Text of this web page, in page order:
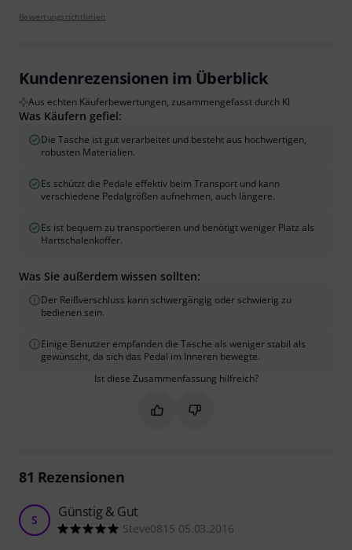
Bewertungsrichtlinien
Kundenrezensionen im Überblick
Aus echten Käuferbewertungen, zusammengefasst durch KI
Was Käufern gefiel:
Die Tasche ist gut verarbeitet und besteht aus hochwertigen,
robusten Materialien.
Es schützt die Pedale effektiv beim Transport und kann
verschiedene Pedalgrößen aufnehmen, auch längere.
Es ist bequem zu transportieren und benötigt weniger Platz als
Hartschalenkoffer.
Was Sie außerdem wissen sollten:
Der Reißverschluss kann schwergängig oder schwierig zu
bedienen sein.
Einige Benutzer empfanden die Tasche als weniger stabil als
gewünscht, da sich das Pedal im Inneren bewegte.
Ist diese Zusammenfassung hilfreich?
Markieren Sie diese
Markieren Sie diese
81 Rezensionen
S Günstig & Gut
Steve0815 05.03.2016